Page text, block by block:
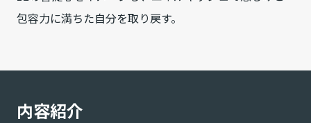
包容力に満ちた自分を取り戻す。
内容紹介